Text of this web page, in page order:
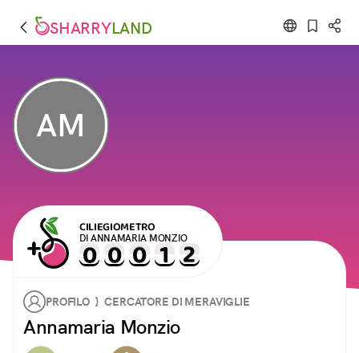
SHARRYLAND
AM
CILIEGIOMETRO
DI ANNAMARIA MONZIO
PROFILO } CERCATORE DI MERAVIGLIE
Annamaria Monzio